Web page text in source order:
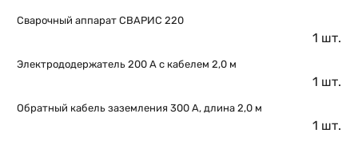
Сварочный аппарат СВАРИС 220
1 шт.
Электрододержатель 200 А с кабелем 2,0 м
1 шт.
Обратный кабель заземления 300 А, длина 2,0 м
1 шт.